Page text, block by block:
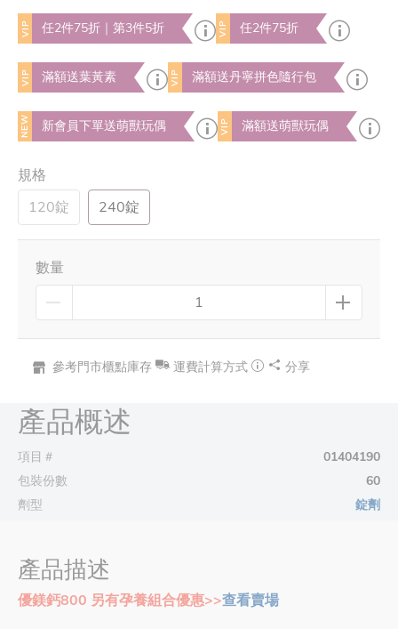
VIP 任2件75折｜第3件5折 VIP 任2件75折
VIP 滿額送葉黃素 VIP 滿額送丹寧拼色隨行包
NEW 新會員下單送萌獸玩偶 VIP 滿額送萌獸玩偶
規格
120錠
240錠
數量
參考門市櫃點庫存 運費計算方式 分享
產品概述
項目＃
01404190
包裝份數
60
劑型
錠劑
產品描述
優鎂鈣800 另有孕養組合優惠>>查看賣場